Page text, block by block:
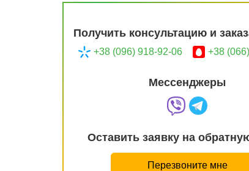
Получить консультацию и
+38 (096) 918-92-06 +38
Мессенджеры
Оставить заявку на
Перезвоните мне